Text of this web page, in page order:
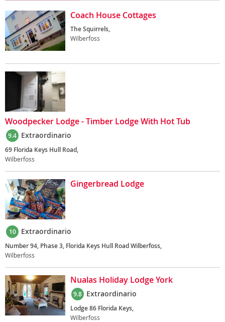
Coach House Cottages
The Squirrels,
Wilberfoss
Woodpecker Lodge - Timber Lodge With Hot Tub
9.4 Extraordinario
69 Florida Keys Hull Road,
Wilberfoss
Gingerbread Lodge
10 Extraordinario
Number 94, Phase 3, Florida Keys Hull Road Wilberfoss,
Wilberfoss
Nualas Holiday Lodge York
9.8 Extraordinario
Lodge 86 Florida Keys,
Wilberfoss